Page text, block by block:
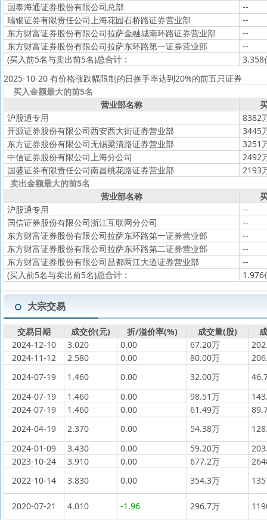
国泰海通证券股份有限公司总部
--
瑞银证券有限责任公司上海花园石桥路证券营业部
--
东方财富证券股份有限公司拉萨金融城南环路证券营业部
--
东方财富证券股份有限公司拉萨东环路第一证券营业部
--
(买入前5名与卖出前5名)总合计：
3.358
2025-10-20 有价格涨跌幅限制的日换手率达到20%的前五只证券
买入金额最大的前5名
营业部名称
沪股通专用
8382
开源证券股份有限公司西安西大街证券营业部
3445
东方证券股份有限公司无锡梁清路证券营业部
3251
中信证券股份有限公司上海分公司
2492
国盛证券有限责任公司南昌桃花路证券营业部
2193
卖出金额最大的前5名
营业部名称
沪股通专用
--
国信证券股份有限公司浙江互联网分公司
--
东方财富证券股份有限公司拉萨东环路第一证券营业部
--
东方财富证券股份有限公司拉萨东环路第二证券营业部
--
东方财富证券股份有限公司昌都两江大道证券营业部
--
(买入前5名与卖出前5名)总合计： 1.976
大宗交易
交易日期 成交价(元) 折/溢价率(%) 成交量(股)
2024-12-10
3.020 0.00 67.20万
2024-11-12
2.580 0.00 80.00万
2024-07-19
1.460 0.00 32.00万
2024-07-19
1.460 0.00 98.51万
2024-07-19
1.460 0.00 61.49万
2024-04-19
2.370 0.00 54.38万
2024-01-09
3.430 0.00 59.20万
2023-10-24
3.910 0.00 677.2万
2022-10-14
3.830 0.00 354.3万
2020-07-21 4.010 -1.96 296.7万